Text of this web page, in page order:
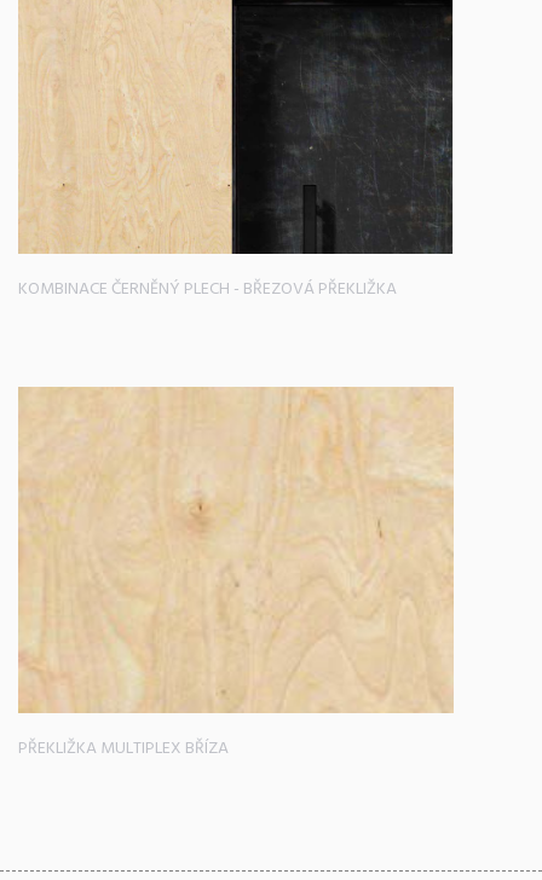
KOMBINACE ČERNĚNÝ PLECH - BŘEZOVÁ PŘEKLIŽKA
PŘEKLIŽKA MULTIPLEX BŘÍZA